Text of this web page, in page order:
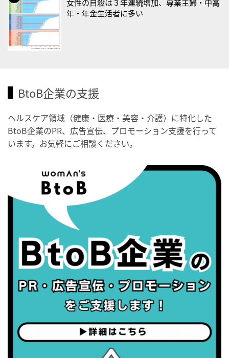
・がん征圧月間
・世界アルツハイマー月間
・健康増進普及月間
・秋の睡眠の日
・がん征圧月間
・世界アルツハイマー月間
・健康増進普及月間
・職場の健康診断実施強化月間
・世界性の健康デー
2026/09/05(土)
・世界アルツハイマー月間
・健康増進普及月間
・歯ヂカラ探究月間
・職場の健康診断実施強化月間
・がん征圧月間
・世界アルツハイマー月間
年・年金生活者に多い
BtoB企業の支援
ヘルスケア領域（健康・医療・美容・介護）に特化した
BtoB企業のPR、広告宣伝、プロモーション支援を行って
います。お気軽にご相談ください。